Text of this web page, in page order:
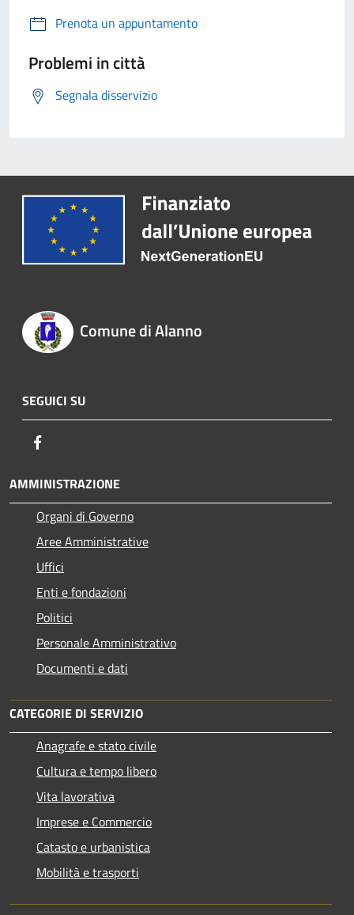
Prenota un appuntamento
Problemi in città
Segnala disservizio
Comune di Alanno
SEGUICI SU
AMMINISTRAZIONE
Organi di Governo
Aree Amministrative
Uffici
Enti e fondazioni
Politici
Personale Amministrativo
Documenti e dati
CATEGORIE DI SERVIZIO
Anagrafe e stato civile
Cultura e tempo libero
Vita lavorativa
Imprese e Commercio
Catasto e urbanistica
Mobilità e trasporti